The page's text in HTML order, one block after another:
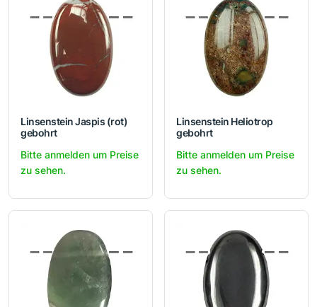
Linsenstein Jaspis (rot)
gebohrt
Bitte anmelden um Preise
zu sehen.
Linsenstein Heliotrop
gebohrt
Bitte anmelden um Preise
zu sehen.